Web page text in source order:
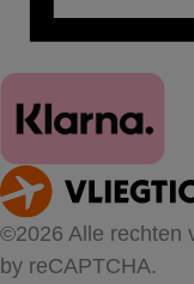
©2026 Alle rechten
by reCAPTCHA.